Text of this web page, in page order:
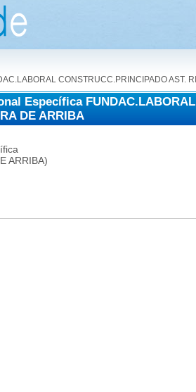
CONSTRUCC.PRINCIPADO AST.
Específica FUNDAC.LABORAL
DE ARRIBA
ARRIBA)